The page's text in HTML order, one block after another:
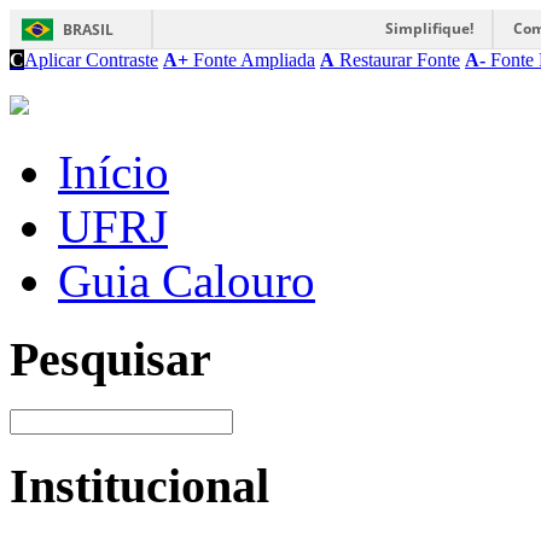
BRASIL Simplifique!
CAplicar Contraste A+ Fonte Ampliada A Restaurar Fonte A- Fonte
Início
UFRJ
Guia Calouro
Pesquisar
Institucional